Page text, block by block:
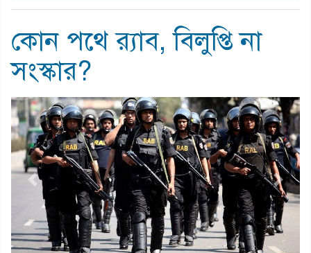
কোন পথে র‌্যাব, বিলুপ্তি না
সংস্কার?